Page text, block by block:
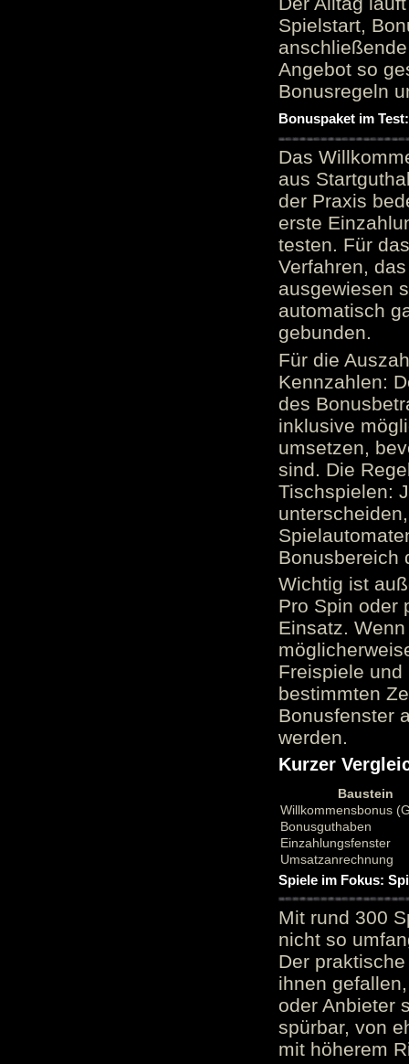
Spielstart,
Angebot so
Bonusregeln
Bonuspaket im
Das
aus
der Praxis
erste
testen. Für
Verfahren,
ausgewiesen
automatisch
gebunden.
Für die
Kennzahlen:
des
inklusive
umsetzen,
sind. Die
Tischspielen:
Bonusbereich
Wichtig ist
Pro Spin oder
Einsatz.
Freispiele
bestimmten
Bonusfenster
werden.
Kurzer
Baustein
Willkommensbonus
Bonusguthaben
Einzahlungsfenster
Umsatzanrechnung
Spiele im Fokus:
Mit rund 300
nicht so
Der
ihnen
oder Anbieter
spürbar, von
mit höherem